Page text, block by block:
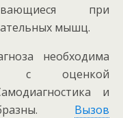
при
мышц.
необходима
с оценкой
и
Вызов